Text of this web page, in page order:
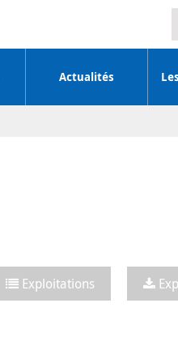
Actualités
Exploitations